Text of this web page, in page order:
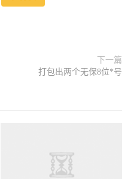
下一篇
打包出两个无保8位*号